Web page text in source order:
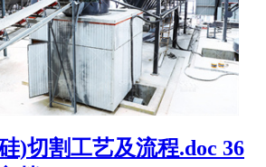
)切割工艺及流程.doc 36